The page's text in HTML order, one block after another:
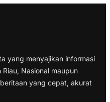
yang menyajikan informasi
Nasional maupun
yang cepat, akurat